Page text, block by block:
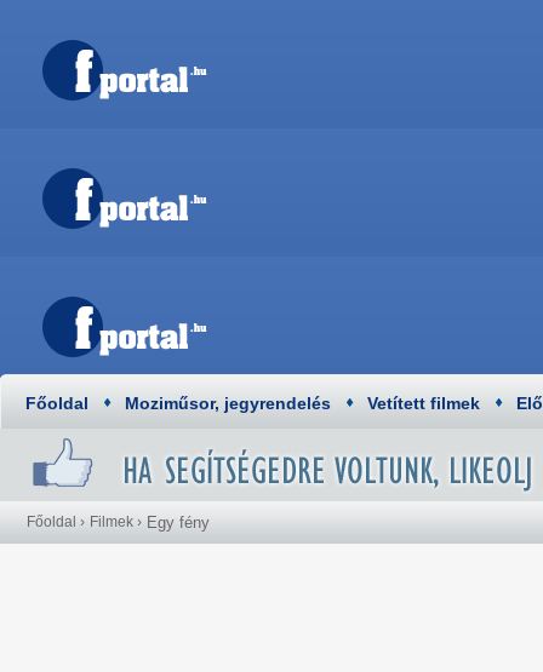
Főoldal Moziműsor, jegyrendelés Vetített filmek
Főoldal › Filmek › Egy fény